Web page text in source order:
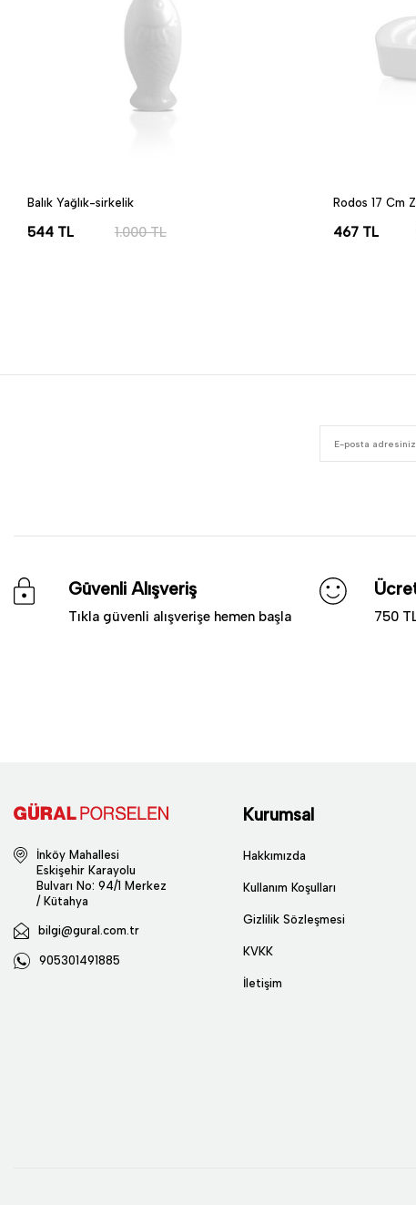
Balık Yağlık-sirkelik
544 TL 1.000TL
Rodos 17 Cm
467 TL
Güvenli Alışveriş
Tıkla güvenli alışverişe hemen başla 750
İnköy Mahallesi
Eskişehir Karayolu
Bulvarı No: 94/1 Merkez
/ Kütahya
bilgi@gural.com.tr
905301491885
Kurumsal
Hakkımızda
Kullanım Koşulları
Gizlilik Sözleşmesi
KVKK
İletişim